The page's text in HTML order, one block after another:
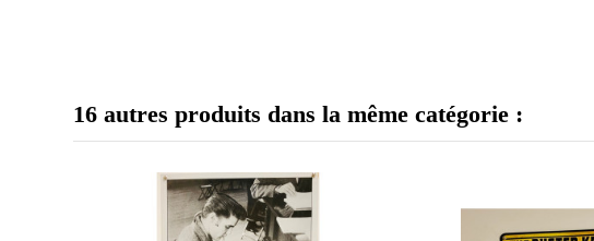
16 autres produits dans la même catégorie :